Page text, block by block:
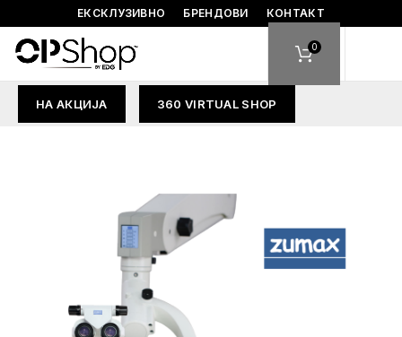
ЕКСКЛУЗИВНО БРЕНДОВИ КОНТАКТ
0
НА АКЦИЈА 360 VIRTUAL SHOP